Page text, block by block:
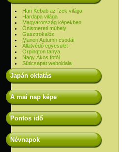
Hari Kebab az ízek világa
Hardapa világa
Magyarország képekben
Önismereti műhely
Gasztrokalóz
Manon Autumn csodái
Állatvédő egyesület
Orpington tanya
Nagy Ákos fotói
Süticsapat weboldala
Japán oktatás
A mai nap képe
Pontos idő
Névnapok